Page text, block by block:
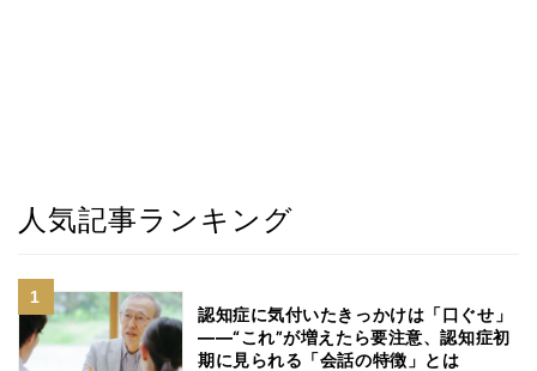
人気記事ランキング
認知症に気付いたきっかけは「口ぐせ」
――“これ”が増えたら要注意、認知症初
期に見られる「会話の特徴」とは